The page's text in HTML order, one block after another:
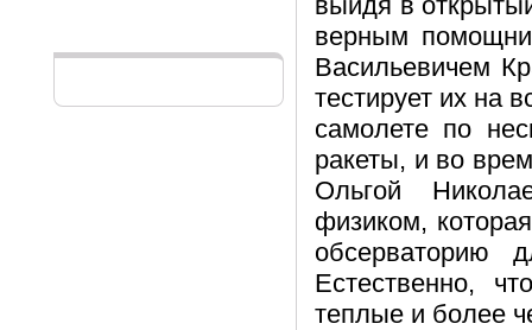
верным
Васильевичем
тестирует их на
самолете по
ракеты, и во
Ольгой
физиком,
обсерваторию
Естественно,
теплые и более